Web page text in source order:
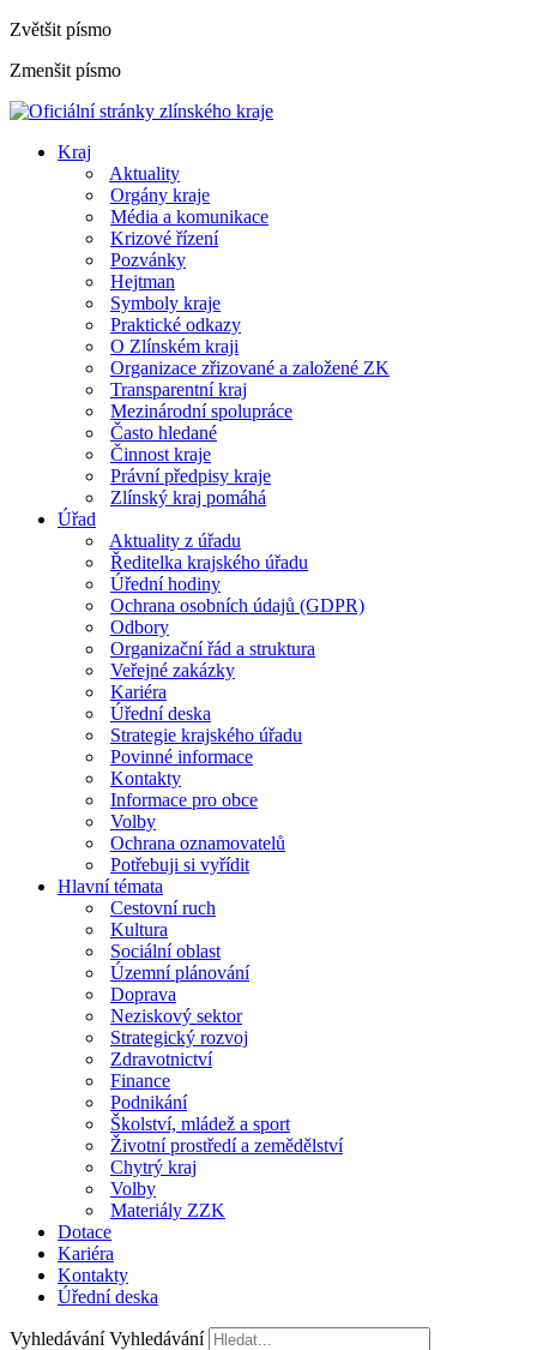
Zvětšit písmo
Zmenšit písmo
Kraj
Aktuality
Orgány kraje
Média a komunikace
Krizové řízení
Pozvánky
Hejtman
Symboly kraje
Praktické odkazy
O Zlínském kraji
Organizace zřizované a založené ZK
Transparentní kraj
Mezinárodní spolupráce
Často hledané
Činnost kraje
Právní předpisy kraje
Zlínský kraj pomáhá
Úřad
Aktuality z úřadu
Ředitelka krajského úřadu
Úřední hodiny
Ochrana osobních údajů (GDPR)
Odbory
Organizační řád a struktura
Veřejné zakázky
Kariéra
Úřední deska
Strategie krajského úřadu
Povinné informace
Kontakty
Informace pro obce
Volby
Ochrana oznamovatelů
Potřebuji si vyřídit
Hlavní témata
Cestovní ruch
Kultura
Sociální oblast
Územní plánování
Doprava
Neziskový sektor
Strategický rozvoj
Zdravotnictví
Finance
Podnikání
Školství, mládež a sport
Životní prostředí a zemědělství
Chytrý kraj
Volby
Materiály ZZK
Dotace
Kariéra
Kontakty
Úřední deska
Vyhledávání Vyhledávání